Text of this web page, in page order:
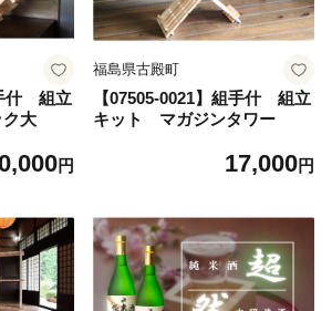
什 組立
大
円
福島県古殿町
【07505-0021】組手什 組立
キット マガジンタワー
17,000円